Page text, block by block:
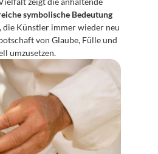
symbolische Bedeutung
, die Künstler immer wieder neu
von Glaube, Fülle und
umzusetzen.